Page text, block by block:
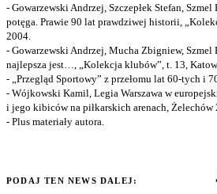
- Gowarzewski Andrzej, Szczepłek Stefan,
potęga. Prawie 90 lat prawdziwej historii,
2004.
- Gowarzewski Andrzej, Mucha Zbigniew,
najlepsza jest…, „Kolekcja klubów”, t. 13,
- „Przegląd Sportowy” z przełomu lat 60-tych i
- Wójkowski Kamil, Legia Warszawa w
i jego kibiców na piłkarskich arenach, Żelechów
- Plus materiały autora.
PODAJ TEN NEWS DALEJ: